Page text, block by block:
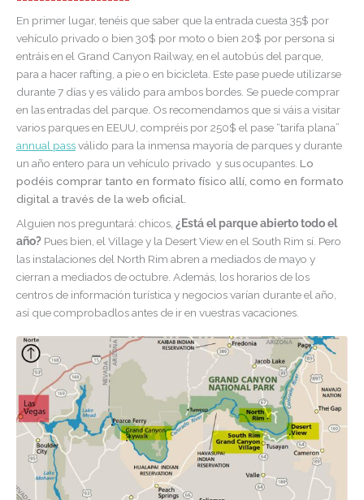
En primer lugar, tenéis que saber que la entrada cuesta 35$ por
vehículo privado o bien 30$ por moto o bien 20$ por persona si
entráis en el Grand Canyon Railway, en el autobús del parque,
para a hacer rafting, a pie o en bicicleta. Este pase puede utilizarse
durante 7 días y es válido para ambos bordes. Se puede comprar
en las entradas del parque. Os recomendamos que si váis a visitar
varios parques en EEUU, compréis por 250$ el pase “tarifa plana”
annual passválido para la inmensa mayoría de parques y durante
un año entero para un vehículo privado y sus ocupantes. Lo
podéis comprar tanto en formato físico allí, como en formato
digital a través de la web oficial.
Alguien nos preguntará: chicos, ¿Está el parque abierto todo el
año? Pues bien, el Village y la Desert View en el South Rim sí. Pero
las instalaciones del North Rim abren a mediados de mayo y
cierran a mediados de octubre. Además, los horarios de los
centros de información turística y negocios varían durante el año,
así que comprobadlos antes de ir en vuestras vacaciones.